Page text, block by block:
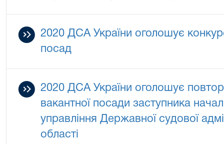
2020 ДСА України оголошує
посад
2020 ДСА України оголошує
вакантної посади заступника
управління Державної судової
області